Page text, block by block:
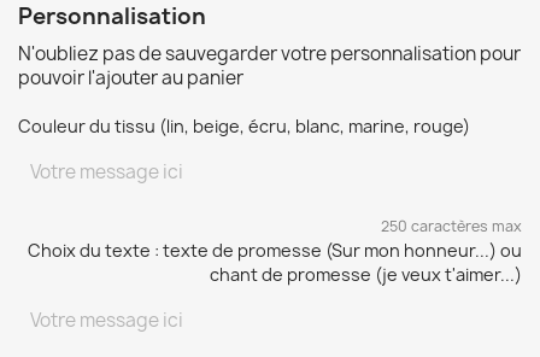
Personnalisation
N'oubliez pas de sauvegarder votre personnalisation pour
pouvoir l'ajouter au panier
Couleur du tissu (lin, beige, écru, blanc, marine, rouge)
250 caractères max
Choix du texte : texte de promesse (Sur mon honneur...) ou
chant de promesse (je veux t'aimer...)